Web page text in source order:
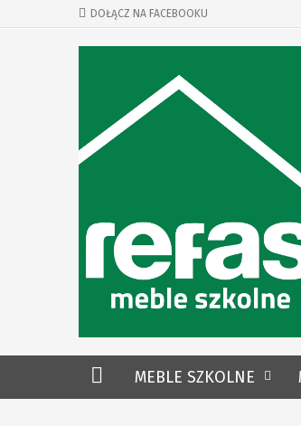
DOŁĄCZ NA FACEBOOKU
MEBLE SZKOLNE